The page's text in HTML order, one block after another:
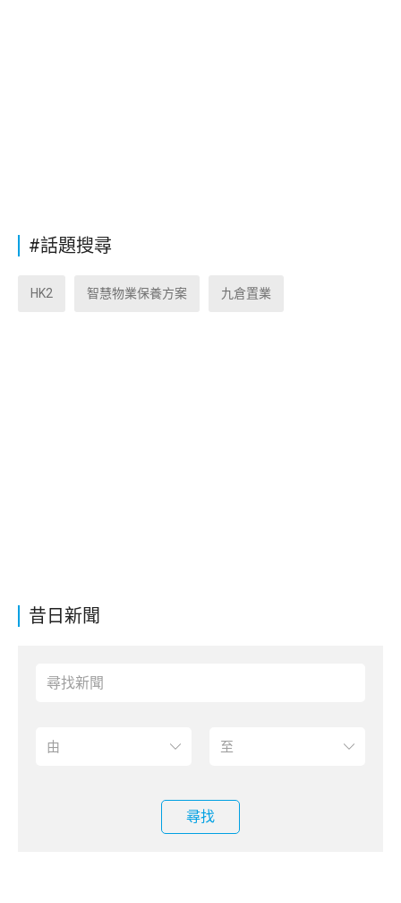
昔日新聞
尋找
#話題搜尋
HK2 智慧物業保養方案 九倉置業